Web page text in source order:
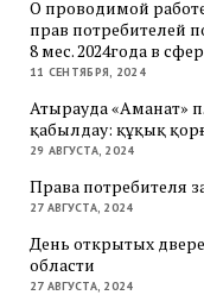
О проводимой
прав потребителей
8 мес. 2024года в
11 СЕНТЯБРЯ, 2024
Атырауда «Аманат»
қабылдау: құқық
29 АВГУСТА, 2024
Права потребителя
27 АВГУСТА, 2024
День открытых
области
27 АВГУСТА, 2024